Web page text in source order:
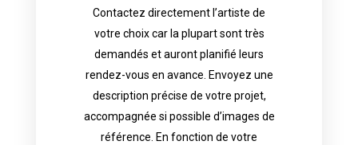
Contactez directement l’artiste de
votre choix car la plupart sont très
demandés et auront planifié leurs
rendez-vous en avance. Envoyez une
description précise de votre projet,
accompagnée si possible d’images de
référence. En fonction de votre
appointments in advance. Send an
accurate description of your project, if
possible attached with reference
images. Depending your request, the
tattoo artist will answer to tell you his